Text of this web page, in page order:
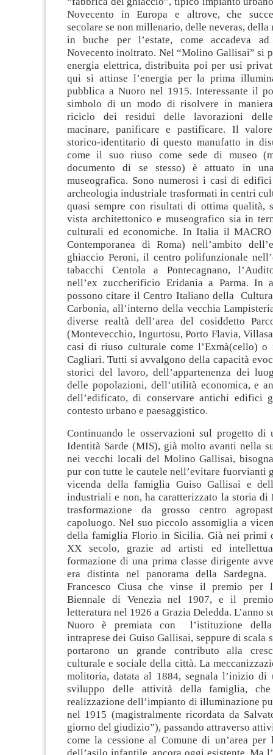
Novecento in Europa e altrove, che
secolare se non millenario, delle neveras, della
in buche per l’estate, come accadeva
Novecento inoltrato. Nel “Molino Gallisai” si
energia elettrica, distribuita poi per usi
qui si attinse l’energia per la prima
pubblica a Nuoro nel 1915. Interessante il
simbolo di un modo di risolvere in
riciclo dei residui delle lavorazioni
macinare, panificare e pastificare. Il
storico-identitario di questo manufatto in
come il suo riuso come sede di museo
documento di se stesso) è attuato in
museografica. Sono numerosi i casi di
archeologia industriale trasformati in centri
quasi sempre con risultati di ottima qualità,
vista architettonico e museografico sia in
culturali ed economiche. In Italia il MACRO
Contemporanea di Roma) nell’ambito
ghiaccio Peroni, il centro polifunzionale
tabacchi Centola a Pontecagnano,
nell’ex zuccherificio Eridania a Parma. In
possono citare il Centro Italiano della
Carbonia, all’interno della vecchia
diverse realtà dell’area del cosiddetto
(Montevecchio, Ingurtosu, Porto Flavia,
casi di riuso culturale come l’Exmà(cello)
Cagliari. Tutti si avvalgono della capacità
storici del lavoro, dell’appartenenza dei
delle popolazioni, dell’utilità economica, e
dell’edificato, di conservare antichi edifici
contesto urbano e paesaggistico.
Continuando le osservazioni sul progetto di
Identità Sarde (MIS), già molto avanti nella
nei vecchi locali del Molino Gallisai,
pur con tutte le cautele nell’evitare fuorvianti
vicenda della famiglia Guiso Gallisai e
industriali e non, ha caratterizzato la storia di
trasformazione da grosso centro
capoluogo. Nel suo piccolo assomiglia a
della famiglia Florio in Sicilia. Già nei primi
XX secolo, grazie ad artisti ed
formazione di una prima classe dirigente
era distinta nel panorama della Sardegna.
Francesco Ciusa che vinse il premio per
Biennale di Venezia nel 1907, e il
letteratura nel 1926 a Grazia Deledda. L’anno
Nuoro è premiata con l’istituzione
intraprese dei Guiso Gallisai, seppure di scala
portarono un grande contributo alla
culturale e sociale della città. La
molitoria, datata al 1884, segnala l’inizio di
sviluppo delle attività della famiglia,
realizzazione dell’impianto di illuminazione
nel 1915 (magistralmente ricordata da
giorno del giudizio”), passando attraverso
come la cessione al Comune di un’area per